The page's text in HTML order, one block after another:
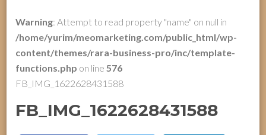
Warning: Attempt to read property "name" on null in
/home/yurim/meomarketing.com/public_html/wp-
content/themes/rara-business-pro/inc/template-
functions.php on line576
FB_IMG_1622628431588
FB_IMG_1622628431588